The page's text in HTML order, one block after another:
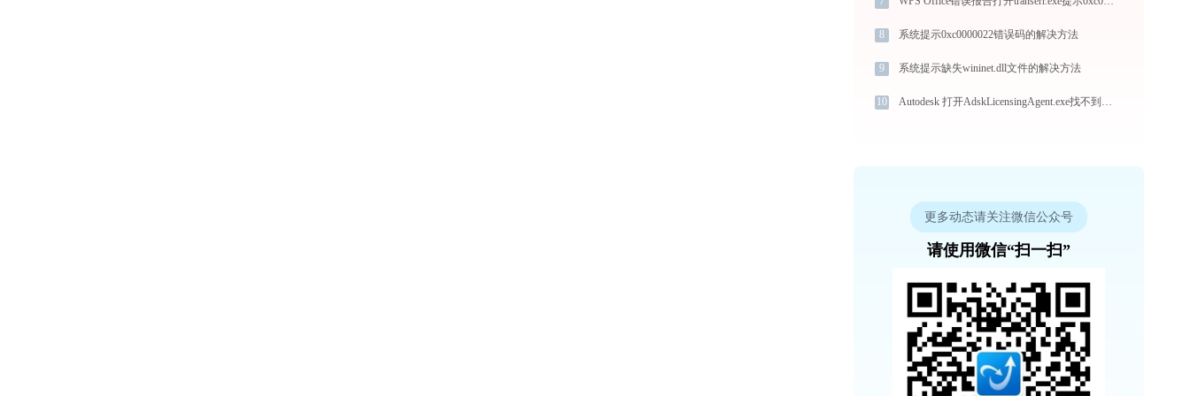
8 系统提示0xc0000022错误码的解决方法
9 系统提示缺失wininet.dll文件的解决方法
10 Autodesk 打开AdskLicensingAgent.exe找不到qt5gui_ad_5_12.dll怎么办
更多动态请关注微信公众号
请使用微信“扫一扫”